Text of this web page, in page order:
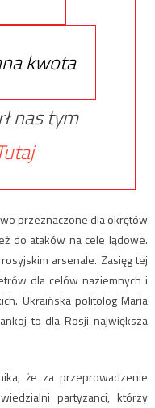
kwota
nas tym
przeznaczone dla okrętów
do ataków na cele lądowe.
arsenale. Zasięg tej
dla celów naziemnych i
Ukraińska politolog Maria
to dla Rosji największa
że za przeprowadzenie
partyzanci, którzy